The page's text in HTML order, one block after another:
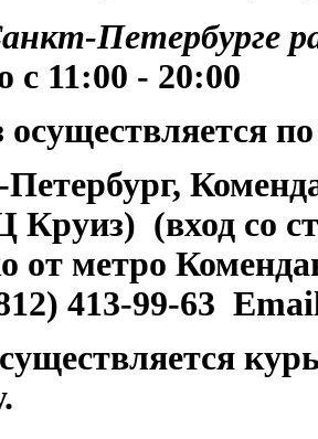
Петербурге
с 11:00 - 20:00
Круиз) (вход со
от метро
413-99-63